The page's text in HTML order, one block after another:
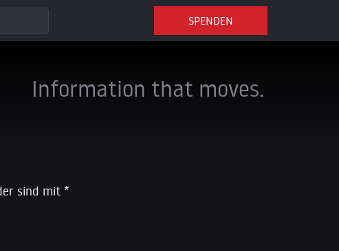
SPENDEN
Information that moves.
sind mit *